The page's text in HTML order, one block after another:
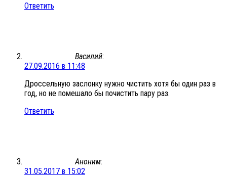
Ответить
Василий:
27.09.2016 в 11:48
Дроссельную заслонку нужно чистить хотя бы один раз в
год, но не помешало бы почистить пару раз.
Ответить
Аноним:
31.05.2017 в 15:02